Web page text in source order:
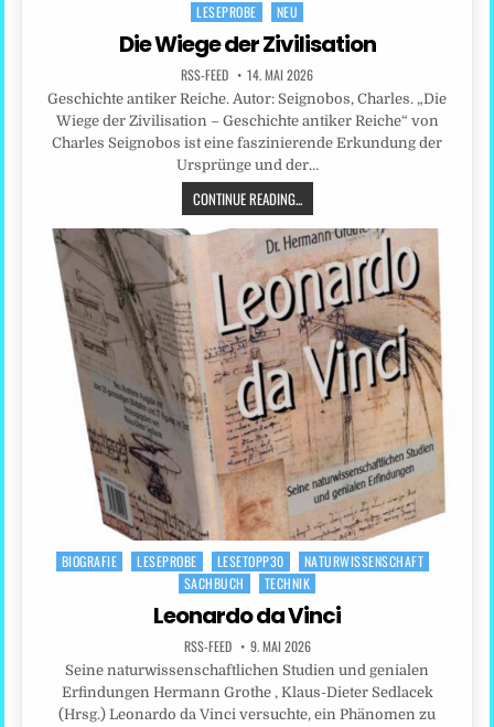
Posted
LESEPROBE NEU
Die Wiege der Zivilisation
RSS-FEED 14. MAI 2026
Geschichte antiker Reiche. Autor: Seignobos, Charles. „Die
Wiege der Zivilisation – Geschichte antiker Reiche“ von
Charles Seignobos ist eine faszinierende Erkundung der
Ursprünge und der…
CONTINUE READING...
Posted
BIOGRAFIE LESEPROBE LESETOPP30
NATURWISSENSCHAFT
SACHBUCH
TECHNIK
Leonardo da Vinci
RSS-FEED 9. MAI 2026
Seine naturwissenschaftlichen Studien und genialen
Erfindungen Hermann Grothe , Klaus-Dieter Sedlacek
(Hrsg.) Leonardo da Vinci versuchte, ein Phänomen zu